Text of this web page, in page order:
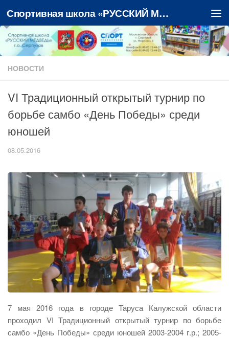
Перейти к содержимому Спортивная школа «РУССКИЙ МЕДВЕДЬ»
НОВОСТИ
VI Традиционный открытый турнир по
борьбе самбо «День Победы» среди
юношей
08.05.2016
7 мая 2016 года в городе Таруса Калужской области
проходил VI Традиционный открытый турнир по борьбе
самбо «День Победы» среди юношей 2003-2004 г.р.; 2005-